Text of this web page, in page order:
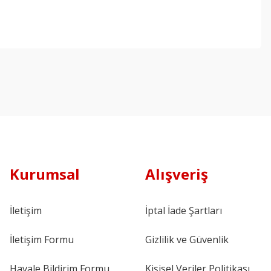
Kurumsal
İletişim
İletişim Formu
Alışveriş
İptal İade Şartları
Gizlilik ve Güvenlik